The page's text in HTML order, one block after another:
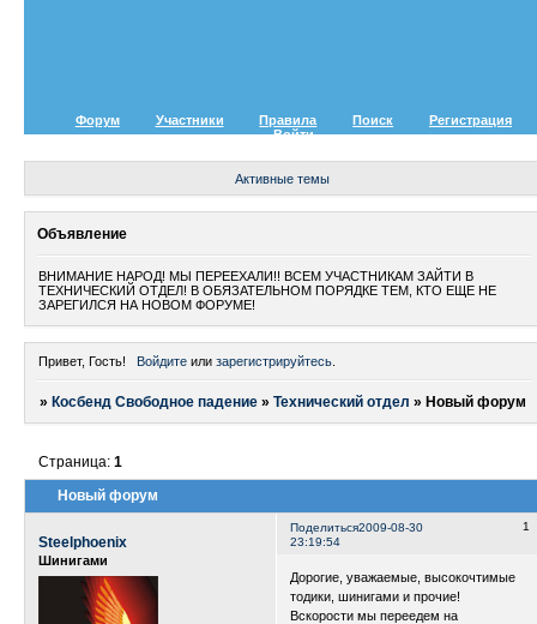
Форум Участники Правила Поиск
Регистрация
Войти
Активные темы
Объявление
ВНИМАНИЕ НАРОД! МЫ ПЕРЕЕХАЛИ!! ВСЕМ УЧАСТНИКАМ ЗАЙТИ В
ТЕХНИЧЕСКИЙ ОТДЕЛ! В ОБЯЗАТЕЛЬНОМ ПОРЯДКЕ ТЕМ, КТО ЕЩЕ НЕ
ЗАРЕГИЛСЯ НА НОВОМ ФОРУМЕ!
Привет, Гость! Войдитеили зарегистрируйтесь.
»Косбенд Свободное падение »Технический отдел »Новый форум
Новый форум
Страница:1
Поделиться 1
2009-08-30
23:19:54
Steelphoenix
Шинигами
Дорогие, уважаемые, высокочтимые
тодики, шинигами и прочие!
Вскорости мы переедем на